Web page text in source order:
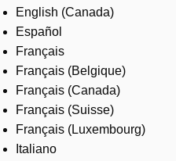
English (Canada)
Español
Français
Français (Belgique)
Français (Canada)
Français (Suisse)
Français (Luxembourg)
Italiano